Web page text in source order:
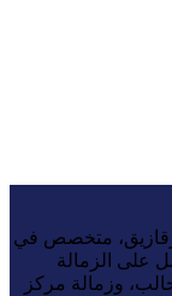
متخصص في
على الزمالة
وزمالة مركز